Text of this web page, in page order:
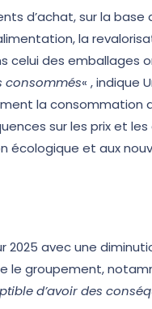
d’achat, sur la base
la
celui des emballages
consommés« , indique
la
sur les prix et
et aux
avec une
le groupement,
d’avoir des